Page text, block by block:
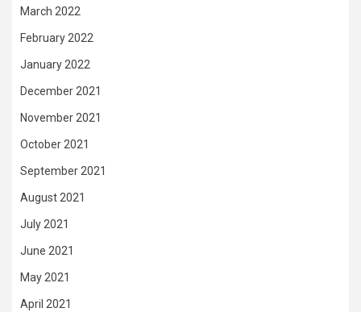
March 2022
February 2022
January 2022
December 2021
November 2021
October 2021
September 2021
August 2021
July 2021
June 2021
May 2021
April 2021